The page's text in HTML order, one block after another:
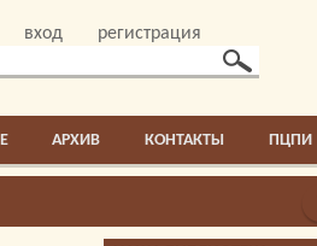
вход регистрация
АРХИВ КОНТАКТЫ ПЦПИ